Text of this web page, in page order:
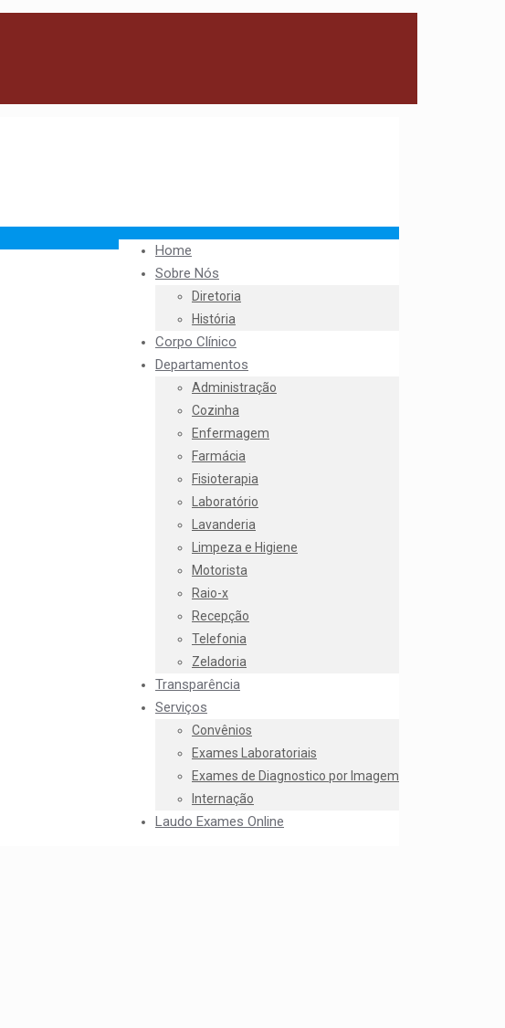
Home
Sobre Nós
Diretoria
História
Corpo Clínico
Departamentos
Administração
Cozinha
Enfermagem
Farmácia
Fisioterapia
Laboratório
Lavanderia
Limpeza e Higiene
Motorista
Raio-x
Recepção
Telefonia
Zeladoria
Transparência
Serviços
Convênios
Exames Laboratoriais
Exames de Diagnostico por Imagem
Internação
Laudo Exames Online